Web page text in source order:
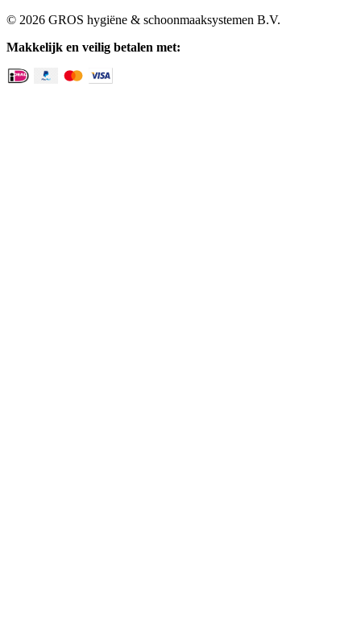
© 2026 GROS hygiëne & schoonmaaksystemen B.V.
Makkelijk en veilig betalen met: